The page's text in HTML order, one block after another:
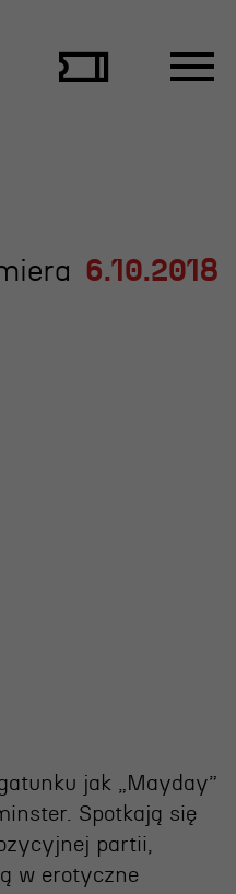
6.10.2018
jak „Mayday”
Spotkają się
partii,
w erotyczne